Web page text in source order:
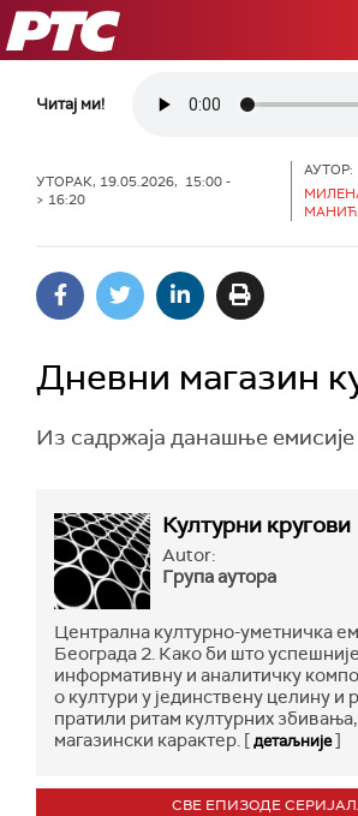
РТС
Читај ми!
УТОРАК, 19.05.2026, 15:00 -
> 16:20
АУТОР:
МАНИЋ
Дневни магазин
Из садржаја данашње емисије
Културни кругови
Autor:
Група аутора
Централна културно-уметничка
Београда 2. Како би што
информативну и аналитичку
о култури у јединствену целину и
пратили ритам културних
магазински карактер. [детаљније]
СВЕ ЕПИЗОДЕ